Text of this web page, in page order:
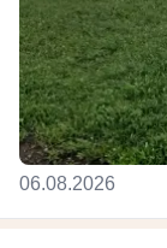
06.08.2026